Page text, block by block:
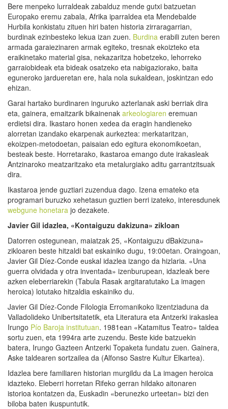
Bere menpeko lurraldeak zabalduz mende gutxi batzuetan
Europako eremu zabala, Afrika iparraldea eta Mendebalde
Hurbila konkistatu zituen hiri baten historia zirraragarrian,
burdinak ezinbesteko lekua izan zuen. Burdina erabili zuten beren
armada garaiezinaren armak egiteko, tresnak ekoizteko eta
eraikinetako material gisa, nekazaritza hobetzeko, lehorreko
garraiobideak eta bideak osatzeko eta nabigaziorako, baita
eguneroko jardueretan ere, hala nola sukaldean, joskintzan edo
ehizan.
Garai hartako burdinaren inguruko azterlanak aski berriak dira
eta, gainera, emaitzarik bikainenak arkeologiaren eremuan
erdietsi dira. Ikastaro honen xedea da eragin handieneko
alorretan izandako ekarpenak aurkeztea: merkataritzan,
ekoizpen-metodoetan, paisaian edo egitura ekonomikoetan,
besteak beste. Horretarako, ikastaroa emango dute irakasleak
Antzinaroko meatzaritzako eta metalurgiako aditu garrantzitsuak
dira.
Ikastaroa jende guztiari zuzendua dago. Izena emateko eta
programari buruzko xehetasun guztien berri izateko, interesdunek
webgune honetara jo dezakete.
Javier Gil idazlea, «Kontaiguzu dakizuna» zikloan
Datorren ostegunean, maiatzak 25, «Kontaiguzu dBakizuna»
zikloaren beste hitzaldi bat eskainiko dugu, 19:00etan. Oraingoan,
Javier Gil Díez-Conde euskal idazlea izango da hizlaria. «Una
guerra olvidada y otra inventada» izenburupean, idazleak bere
azken eleberriarekin (Tabula Rasak argitaratutako La imagen
heroica) lotutako hitzaldia eskainiko du.
Javier Gil Díez-Conde Filologia Erromanikoko lizentziaduna da
Valladolideko Unibertsitatetik, eta Literatura eta Antzerki irakaslea
Irungo Pío Baroja institutuan. 1981ean «Katamitus Teatro» taldea
sortu zuen, eta 1994ra arte zuzendu. Beste kide batzuekin
batera, Irungo Gazteen Antzerki Topaketa fundatu zuen. Gainera,
Aske taldearen sortzailea da (Alfonso Sastre Kultur Elkartea).
Idazlea bere familiaren historian murgildu da La imagen heroica
idazteko. Eleberri horretan Rifeko gerran hildako aitonaren
istorioa kontatzen da, Euskadin «berunezko urteetan» bizi den
biloba baten ikuspuntutik.